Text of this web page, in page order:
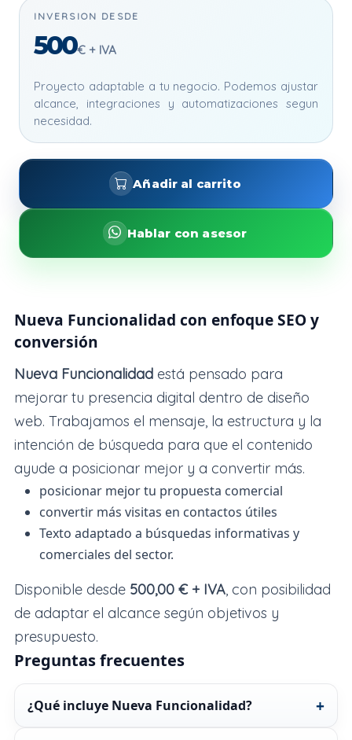
INVERSION DESDE
500€ + IVA
Proyecto adaptable a tu negocio. Podemos ajustar
alcance, integraciones y automatizaciones segun
necesidad.
Añadir al carrito
Hablar con asesor
Nueva Funcionalidad con enfoque SEO y
conversión
Nueva Funcionalidadestá pensado para
mejorar tu presencia digital dentro de diseño
web. Trabajamos el mensaje, la estructura y la
intención de búsqueda para que el contenido
ayude a posicionar mejor y a convertir más.
posicionar mejor tu propuesta comercial
convertir más visitas en contactos útiles
Texto adaptado a búsquedas informativas y
comerciales del sector.
Disponible desde 500,00 € + IVA, con posibilidad
de adaptar el alcance según objetivos y
presupuesto.
Preguntas frecuentes
¿Qué incluye Nueva Funcionalidad?